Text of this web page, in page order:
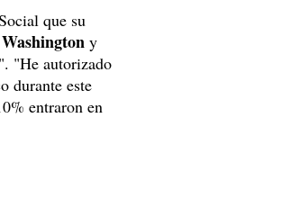
que su
y
"He autorizado
durante este
entraron en